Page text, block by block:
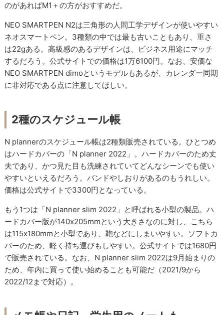
のがあればM1＋の方がおすすめだ。
NEO SMARTPEN N2は三角形の人間工学デザインが使いやすい
ネオスマートペン。3種類の中では最も古いこともあり、重さ
は22gある。高級感のあるデザインは、ビジネス用途にマッチ
するだろう。公式サイトでの価格は1万6100円。なお、安価な
NEO SMARTPEN dimoというモデルもあるが、カレンダー同期
に非対応である点に注意してほしい。
2種のスケジュール帳
N plannerのスケジュール帳は2種類販売されている。ひとつめ
はハードカバーの「N planner 2022」。ハードカバーのため丈
夫であり、かつ見た目も洗練されていてどんなシーンでも使い
やすいといえるだろう。バンドやしおりがあるのもうれしい。
価格は公式サイトで3300円となっている。
もう1つは「N planner slim 2022」と呼ばれる小型の製品。ハ
ードカバー版が140x205mmという大きさなのに対し、こちら
は115x180mmと小型であり、鞄などにしまいやすい。ソフトカ
バーのため、軽く持ち運びもしやすい。公式サイトでは1680円
で販売されている。なお、N planner slim 2022は9月始まりの
ため、年内に買って使い始めることも可能だ（2021/9から
2022/12まで対応）。